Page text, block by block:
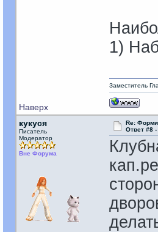
1)
Наверх
Заместитель
кукуся
Писатель
Модератор
Вне Форума
Re:
Ответ #8 -